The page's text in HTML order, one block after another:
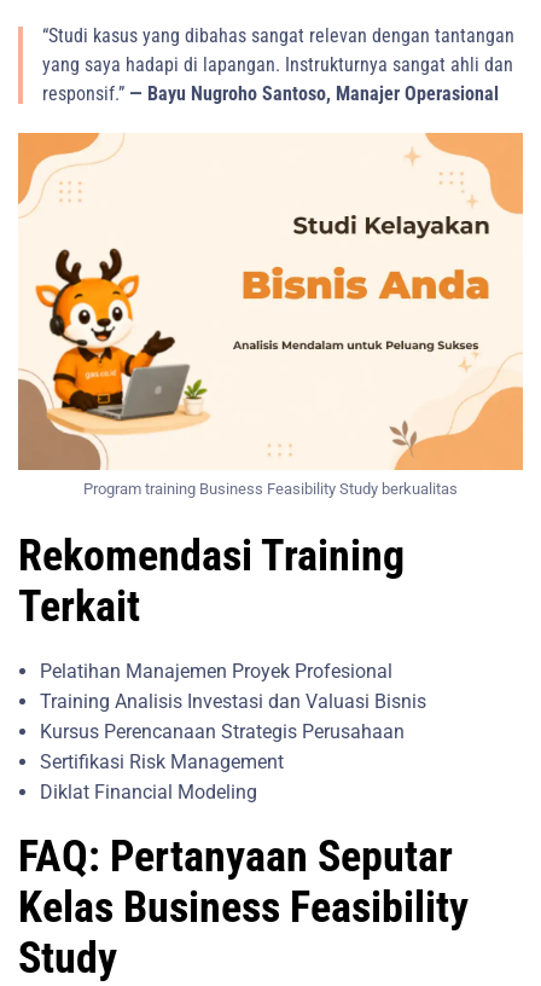
“Studi kasus yang dibahas sangat relevan dengan tantangan
yang saya hadapi di lapangan. Instrukturnya sangat ahli dan
responsif.” — Bayu Nugroho Santoso, Manajer Operasional
Program training Business Feasibility Study berkualitas
Rekomendasi Training
Terkait
Pelatihan Manajemen Proyek Profesional
Training Analisis Investasi dan Valuasi Bisnis
Kursus Perencanaan Strategis Perusahaan
Sertifikasi Risk Management
Diklat Financial Modeling
FAQ: Pertanyaan Seputar
Kelas Business Feasibility
Study